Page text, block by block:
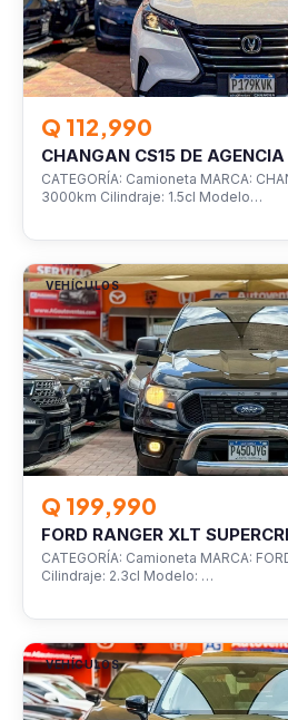
Q 112,990
CHANGAN CS15 DE
CATEGORÍA: Camioneta MARCA:
3000km Cilindraje: 1.5cl Modelo…
VEHÍCULOS
Q 199,990
FORD RANGER XLT
CATEGORÍA: Camioneta MARCA:
Cilindraje: 2.3cl Modelo: …
VEHÍCULOS